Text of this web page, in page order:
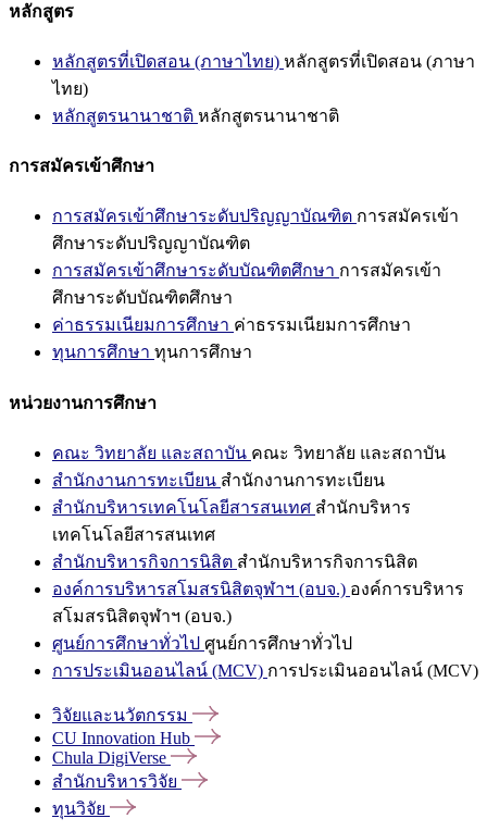
หลักสูตร
หลักสูตรที่เปิดสอน (ภาษาไทย) หลักสูตรที่เปิดสอน (ภาษา
ไทย)
หลักสูตรนานาชาติ หลักสูตรนานาชาติ
การสมัครเข้าศึกษา
การสมัครเข้าศึกษาระดับปริญญาบัณฑิต การสมัครเข้า
ศึกษาระดับปริญญาบัณฑิต
การสมัครเข้าศึกษาระดับบัณฑิตศึกษา การสมัครเข้า
ศึกษาระดับบัณฑิตศึกษา
ค่าธรรมเนียมการศึกษา ค่าธรรมเนียมการศึกษา
ทุนการศึกษา ทุนการศึกษา
หน่วยงานการศึกษา
คณะ วิทยาลัย และสถาบัน คณะ วิทยาลัย และสถาบัน
สำนักงานการทะเบียน สำนักงานการทะเบียน
สำนักบริหารเทคโนโลยีสารสนเทศ สำนักบริหาร
เทคโนโลยีสารสนเทศ
สำนักบริหารกิจการนิสิต สำนักบริหารกิจการนิสิต
องค์การบริหารสโมสรนิสิตจุฬาฯ (อบจ.) องค์การบริหาร
สโมสรนิสิตจุฬาฯ (อบจ.)
ศูนย์การศึกษาทั่วไป ศูนย์การศึกษาทั่วไป
การประเมินออนไลน์ (MCV) การประเมินออนไลน์ (MCV)
วิจัยและนวัตกรรม
CU Innovation Hub
Chula DigiVerse
สำนักบริหารวิจัย
ทุนวิจัย